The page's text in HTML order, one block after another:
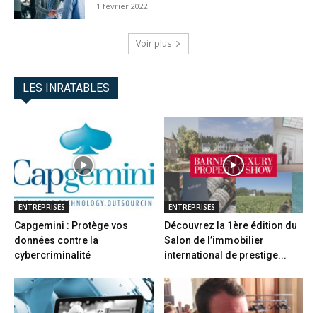
1 février 2022
Voir plus
LES INRATABLES
ENTREPRISES
Capgemini : Protège vos
données contre la
cybercriminalité
ENTREPRISES
Découvrez la 1ère édition du
Salon de l’immobilier
international de prestige...